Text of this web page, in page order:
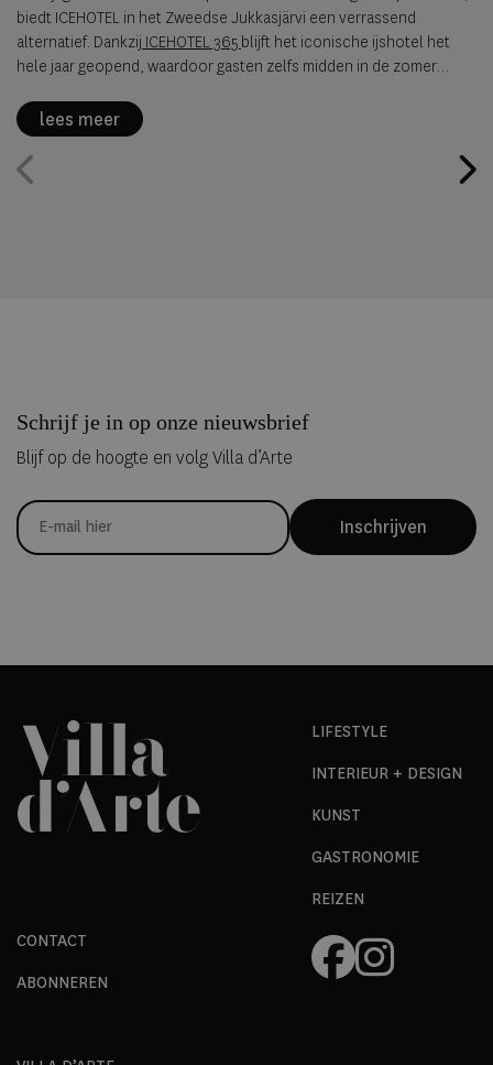
biedt ICEHOTEL in het Zweedse Jukkasjärvi een verrassend
alternatief. Dankzij ICEHOTEL 365 blijft het iconische ijshotel het
hele jaar geopend, waardoor gasten zelfs midden in de zomer
lees meer
Schrijf je in op onze nieuwsbrief
Blijf op de hoogte en volg Villa d’Arte
Inschrijven
LIFESTYLE
INTERIEUR + DESIGN
KUNST
GASTRONOMIE
REIZEN
CONTACT
ABONNEREN